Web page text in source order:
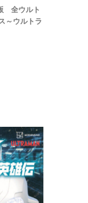
全ウルト
～ウルトラ